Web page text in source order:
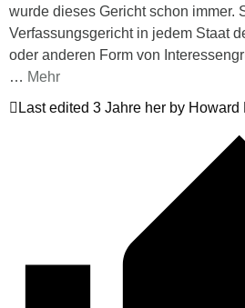
wurde dieses Gericht schon immer.
Verfassungsgericht in jedem Staat
oder anderen Form von
… Mehr
Last edited 3 Jahre her by Howard